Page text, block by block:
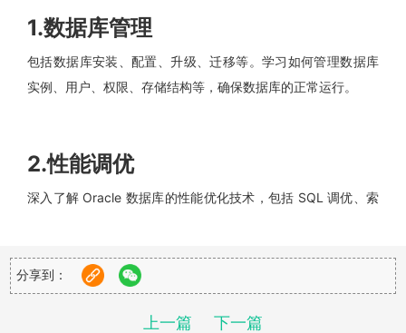
1.数据库管理
包括数据库安装、配置、升级、迁移等。学习如何管理数据库
实例、用户、权限、存储结构等，确保数据库的正常运行。
2.性能调优
深入了解 Oracle 数据库的性能优化技术，包括 SQL 调优、索
分享到：
上一篇 下一篇